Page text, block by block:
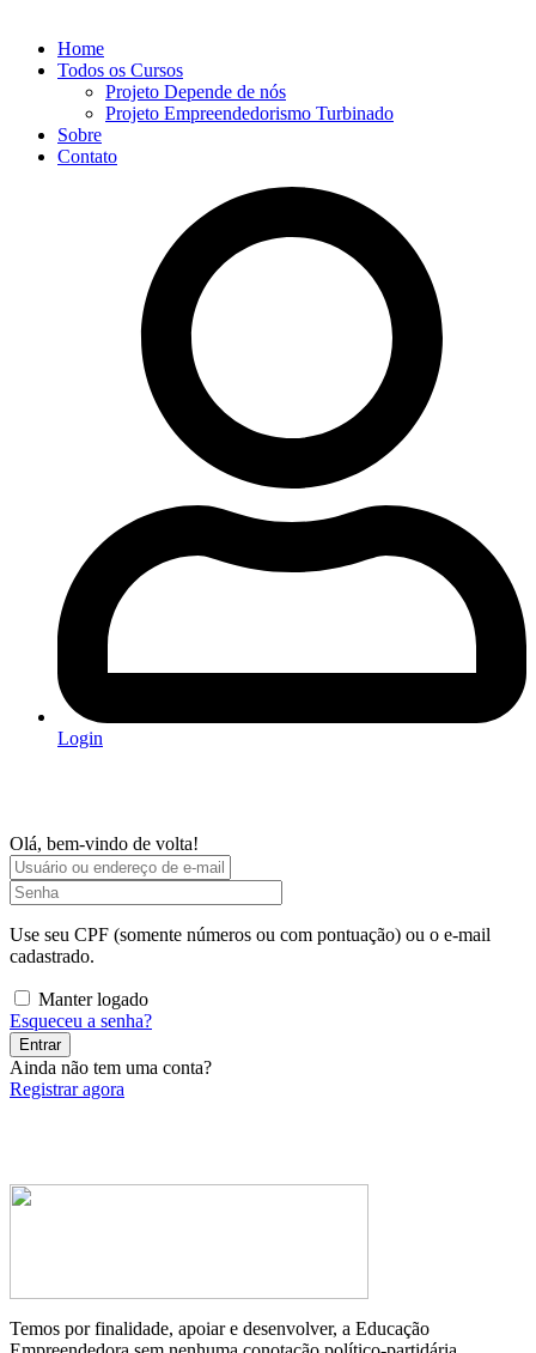
Home
Todos os Cursos
Projeto Depende de nós
Projeto Empreendedorismo Turbinado
Sobre
Contato
Login
Olá, bem-vindo de volta!
Use seu CPF (somente números ou com pontuação) ou o e-mail
cadastrado.
Manter logado
Esqueceu a senha?
Entrar
Ainda não tem uma conta?
Registrar agora
Temos por finalidade, apoiar e desenvolver, a Educação